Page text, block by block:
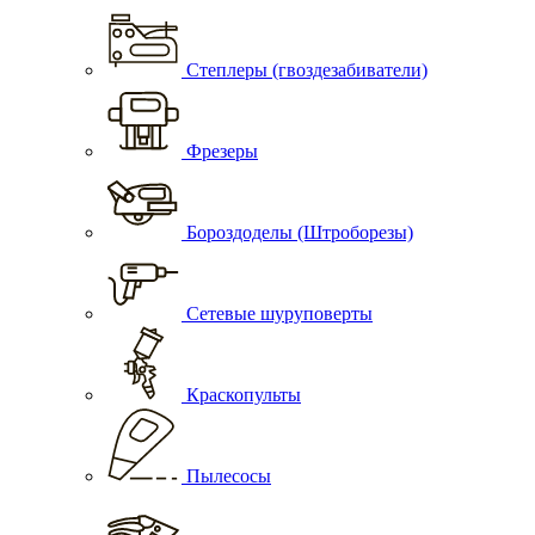
Степлеры (гвоздезабиватели)
Фрезеры
Бороздоделы (Штроборезы)
Сетевые шуруповерты
Краскопульты
Пылесосы